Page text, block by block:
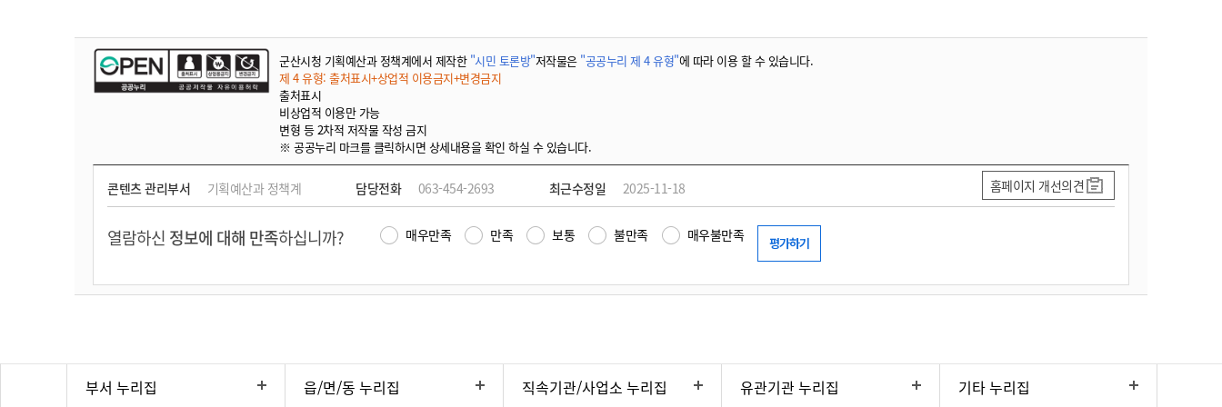
군산시청 기획예산과 정책계에서 제작한 "시민 토론방"저작물은 "공공누리 제 4 유형"에 따라 이용 할 수 있습니다.
제 4 유형: 출처표시+상업적 이용금지+변경금지
출처표시
비상업적 이용만 가능
변형 등 2차적 저작물 작성 금지
※ 공공누리 마크를 클릭하시면 상세내용을 확인 하실 수 있습니다.
콘텐츠 관리부서 기획예산과 정책계 담당전화 063-454-2693 최근수정일 2025-11-18 홈페이지 개선의견
열람하신 정보에 대해 만족하십니까? 매우만족 만족 보통 불만족 매우불만족
부서 누리집 읍/면/동 누리집 직속기관/사업소 누리집 유관기관 누리집 기타 누리집